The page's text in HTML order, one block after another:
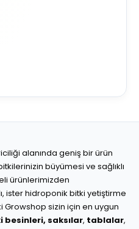
alanında geniş bir ürün
büyümesi ve sağlıklı
ürünlerimizden
ister hidroponik bitki yetiştirme
sizin için en uygun
besinleri, saksılar, tablalar,